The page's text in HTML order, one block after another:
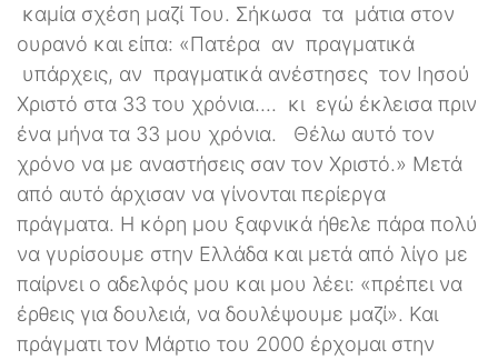
καμία σχέση μαζί Του. Σήκωσα τα μάτια στον
ουρανό και είπα: «Πατέρα αν πραγματικά
υπάρχεις, αν πραγματικά ανέστησες τον Ιησού
Χριστό στα 33 του χρόνια.... κι εγώ έκλεισα πριν
ένα μήνα τα 33 μου χρόνια. Θέλω αυτό τον
χρόνο να με αναστήσεις σαν τον Χριστό.» Μετά
από αυτό άρχισαν να γίνονται περίεργα
πράγματα. Η κόρη μου ξαφνικά ήθελε πάρα πολύ
να γυρίσουμε στην Ελλάδα και μετά από λίγο με
παίρνει ο αδελφός μου και μου λέει: «πρέπει να
έρθεις για δουλειά, να δουλέψουμε μαζί». Και
πράγματι τον Μάρτιο του 2000 έρχομαι στην